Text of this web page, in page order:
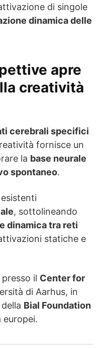
di singole
dinamica delle
apre
creatività
cerebrali specifici
fornisce un
la base neurale
spontaneo.
, sottolineando
dinamica tra reti
statiche e
il Center for
di Aarhus, in
Bial Foundation
europei.